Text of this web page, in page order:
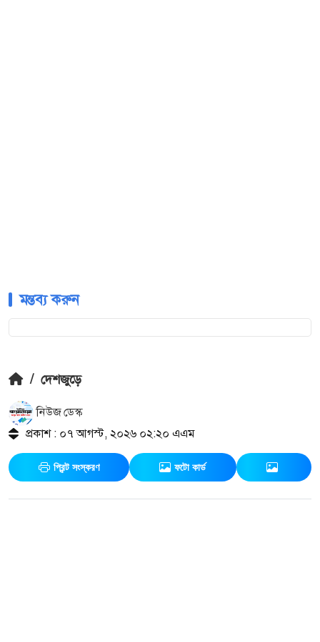
মন্তব্য করুন
/ দেশজুড়ে
নিউজ ডেস্ক
প্রকাশ : ০৭ আগস্ট, ২০২৬ ০২:২০ এএম
প্রিন্ট সংস্করণ ফটো কার্ড